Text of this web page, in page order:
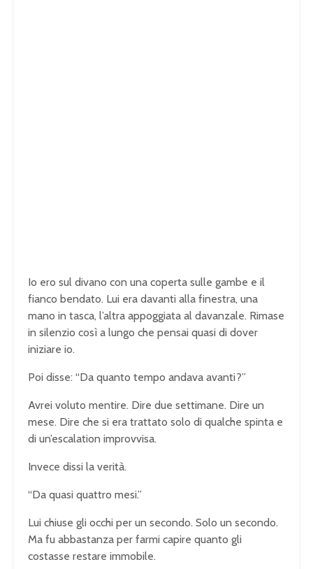
Io ero sul divano con una coperta sulle gambe e il
fianco bendato. Lui era davanti alla finestra, una
mano in tasca, l’altra appoggiata al davanzale. Rimase
in silenzio così a lungo che pensai quasi di dover
iniziare io.
Poi disse: “Da quanto tempo andava avanti?”
Avrei voluto mentire. Dire due settimane. Dire un
mese. Dire che si era trattato solo di qualche spinta e
di un’escalation improvvisa.
Invece dissi la verità.
“Da quasi quattro mesi.”
Lui chiuse gli occhi per un secondo. Solo un secondo.
Ma fu abbastanza per farmi capire quanto gli
costasse restare immobile.